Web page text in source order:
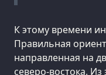
К этому времени
Правильная
направленная на
северо-востока.